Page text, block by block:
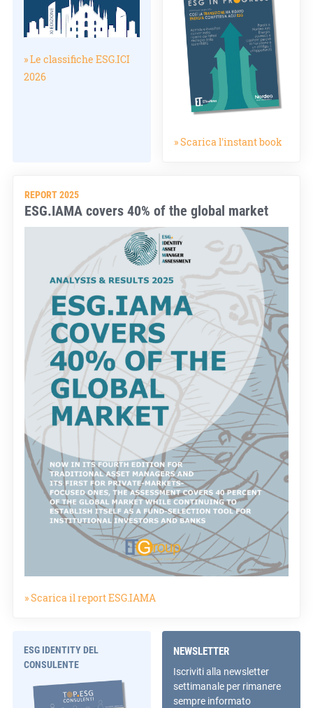
» Le classifiche ESG.ICI
2026
» Scarica l'instant book
REPORT 2025
ESG.IAMA covers 40% of the global market
» Scarica il report ESG.IAMA
ESG IDENTITY DEL
CONSULENTE
NEWSLETTER
Iscriviti alla newsletter
settimanale per rimanere
sempre informato